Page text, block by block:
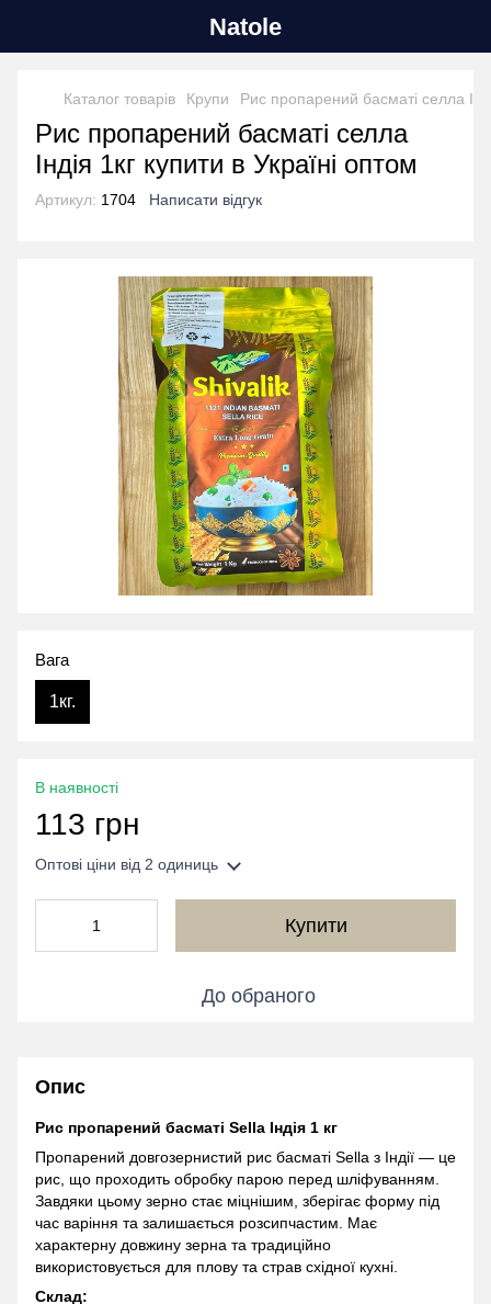
Natole
Каталог товарів Крупи Рис пропарений басматі селла
Рис пропарений басматі селла
Індія 1кг купити в Україні оптом
Артикул: 1704 Написати відгук
Вага
1кг.
В наявності
113 грн
Оптові ціни від 2 одиниць
Купити
До обраного
Опис
Рис пропарений басматі Sella Індія 1 кг
Пропарений довгозернистий рис басматі Sella з Індії — це
рис, що проходить обробку парою перед шліфуванням.
Завдяки цьому зерно стає міцнішим, зберігає форму під
час варіння та залишається розсипчастим. Має
характерну довжину зерна та традиційно
використовується для плову та страв східної кухні.
Склад: